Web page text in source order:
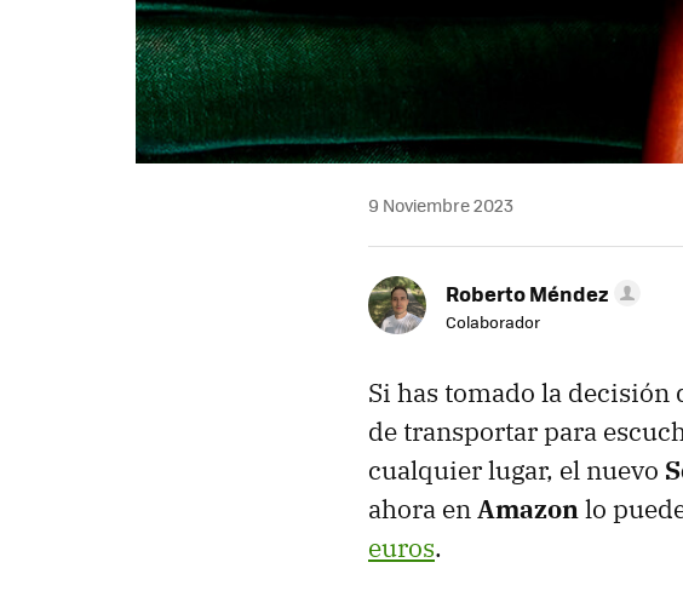
9 Noviembre 2023
Roberto Méndez
Colaborador
Si has tomado la decisión
de transportar para
cualquier lugar, el nuevo
ahora enAmazonlo
euros.